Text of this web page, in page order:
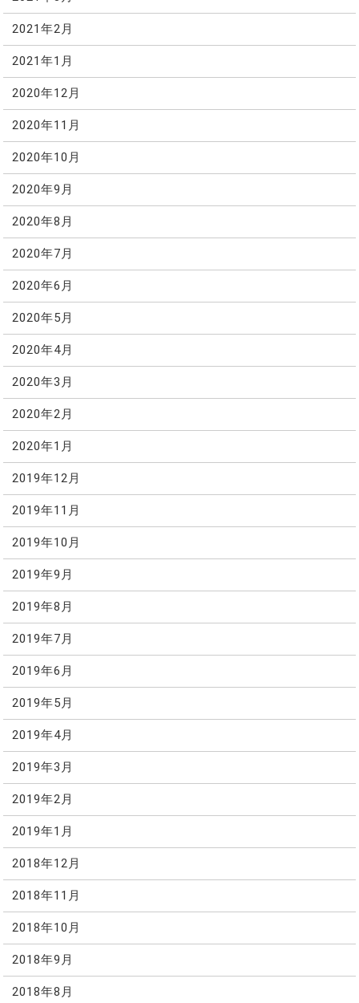
2021年2月
2021年1月
2020年12月
2020年11月
2020年10月
2020年9月
2020年8月
2020年7月
2020年6月
2020年5月
2020年4月
2020年3月
2020年2月
2020年1月
2019年12月
2019年11月
2019年10月
2019年9月
2019年8月
2019年7月
2019年6月
2019年5月
2019年4月
2019年3月
2019年2月
2019年1月
2018年12月
2018年11月
2018年10月
2018年9月
2018年8月